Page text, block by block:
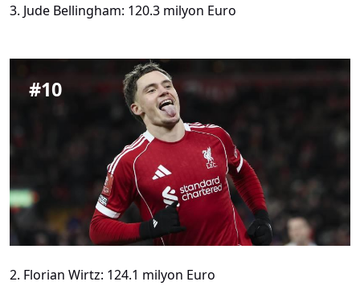
3. Jude Bellingham: 120.3 milyon Euro
#10
2. Florian Wirtz: 124.1 milyon Euro